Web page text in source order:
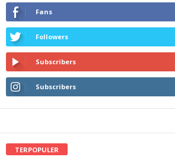
Fans
Followers
Subscribers
Subscribers